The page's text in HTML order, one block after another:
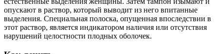
опускают в раствор, который выводит из него впитанные
выделения. Специальная полоска, опущенная впоследствии в
этот раствор, является индикатором наличия или отсутствия
нарушений целостности плодных оболочек.